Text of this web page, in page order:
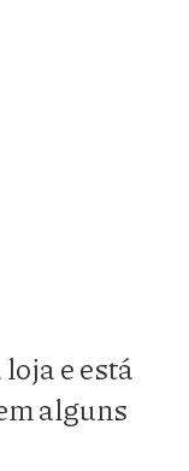
e está
alguns